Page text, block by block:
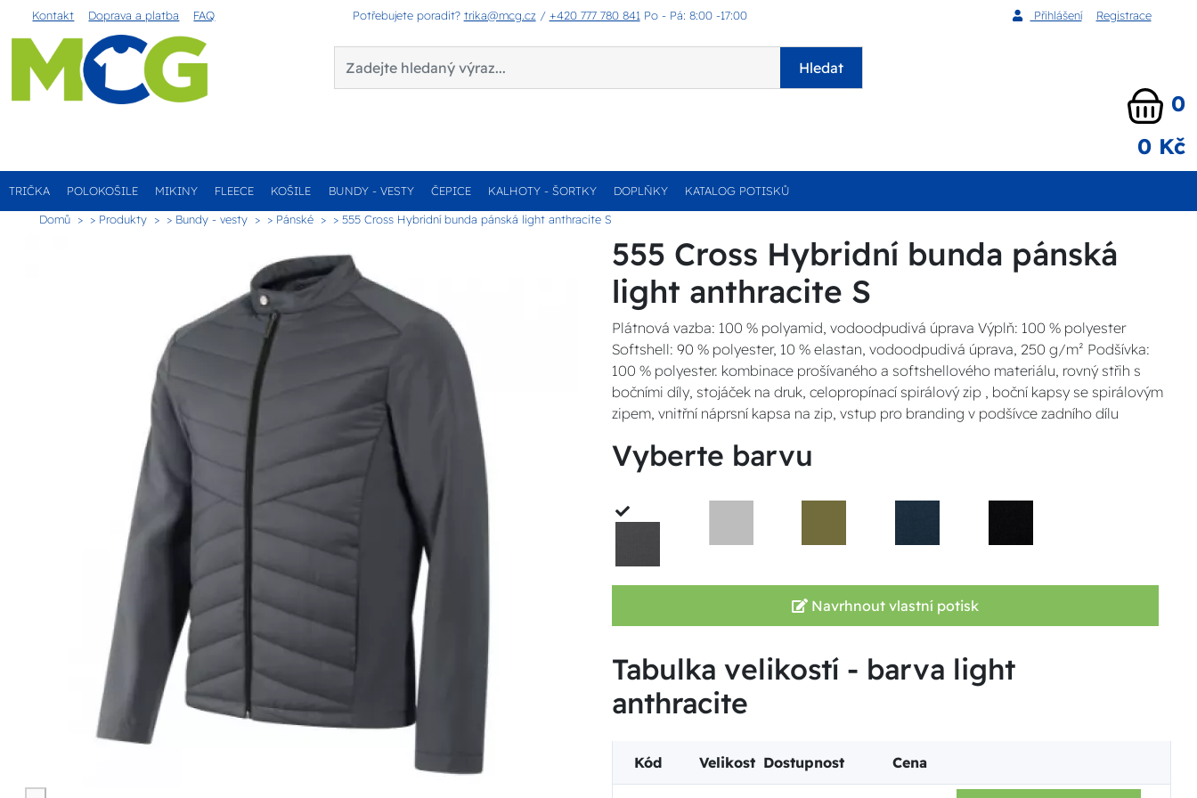
Kontakt Doprava a platba FAQ Potřebujete poradit? trika@mcg.cz / +420 777 780 841 Po - Pá: 8:00 -17:00 Přihlášení Registrace
Hledat
0
0 Kč
TRIČKA POLOKOŠILE MIKINY FLEECE KOŠILE BUNDY - VESTY ČEPICE KALHOTY - ŠORTKY DOPLŇKY KATALOG POTISKŮ
Domů > Produkty > Bundy - vesty > Pánské > 555 Cross Hybridní bunda pánská light anthracite S
555 Cross Hybridní bunda pánská
light anthracite S
Plátnová vazba: 100 % polyamid, vodoodpudivá úprava Výplň: 100 % polyester
Softshell: 90 % polyester, 10 % elastan, vodoodpudivá úprava, 250 g/m² Podšívka:
100 % polyester. kombinace prošívaného a softshellového materiálu, rovný střih s
bočními díly, stojáček na druk, celopropínací spirálový zip , boční kapsy se spirálovým
zipem, vnitřní náprsní kapsa na zip, vstup pro branding v podšívce zadního dílu
Vyberte barvu
Navrhnout vlastní potisk
Tabulka velikostí - barva light
anthracite
Kód Velikost Dostupnost Cena